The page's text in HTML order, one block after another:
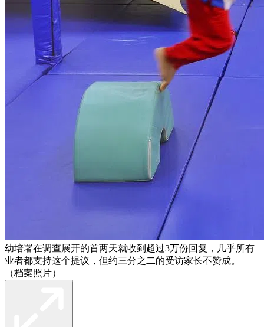
幼培署在调查展开的首两天就收到超过3万份回复，几乎所有
业者都支持这个提议，但约三分之二的受访家长不赞成。
（档案照片）